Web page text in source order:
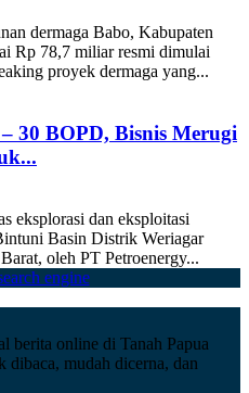
dermaga Babo, Kabupaten
Rp 78,7 miliar resmi dimulai
proyek dermaga yang...
30 BOPD, Bisnis Merugi
eksplorasi dan eksploitasi
Basin Distrik Weriagar
oleh PT Petroenergy...
berita online di Tanah Papua
dibaca, mudah dicerna, dan